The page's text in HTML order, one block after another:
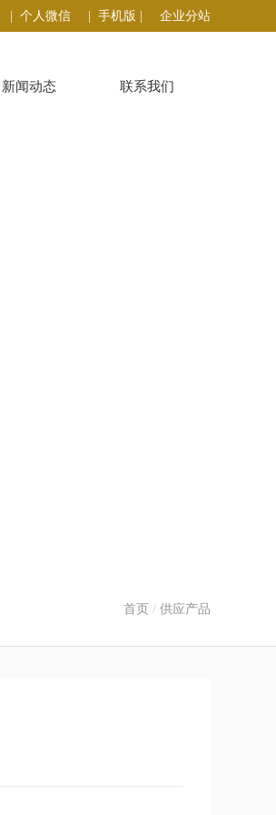
| 个人微信 | 手机版 | 企业分站
新闻动态 联系我们
首页 / 供应产品